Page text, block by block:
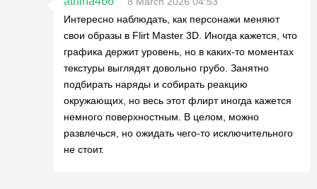
Интересно наблюдать, как персонажи меняют
свои образы в Flirt Master 3D. Иногда кажется, что
графика держит уровень, но в каких-то моментах
текстуры выглядят довольно грубо. Занятно
подбирать наряды и собирать реакцию
окружающих, но весь этот флирт иногда кажется
немного поверхностным. В целом, можно
развлечься, но ожидать чего-то исключительного
не стоит.